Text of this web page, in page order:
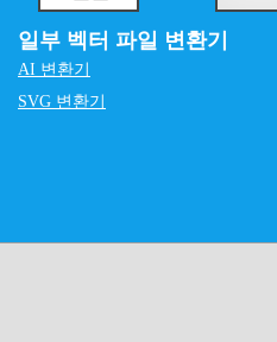
일부 벡터 파일 변환기
AI 변환기
SVG 변환기